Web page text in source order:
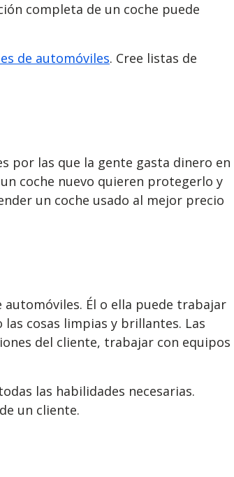
completa de un coche puede
de automóviles. Cree listas de
por las que la gente gasta dinero en
coche nuevo quieren protegerlo y
un coche usado al mejor precio
Él o ella puede trabajar
cosas limpias y brillantes. Las
del cliente, trabajar con equipos
las habilidades necesarias.
un cliente.